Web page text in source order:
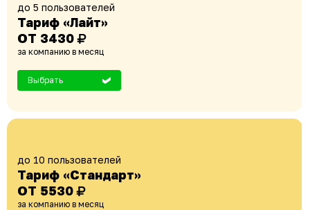
до 5 пользователей
Тариф «Лайт»
ОТ 3430
за компанию в месяц
Выбрать
до 10 пользователей
Тариф «Стандарт»
ОТ 5530
за компанию в месяц